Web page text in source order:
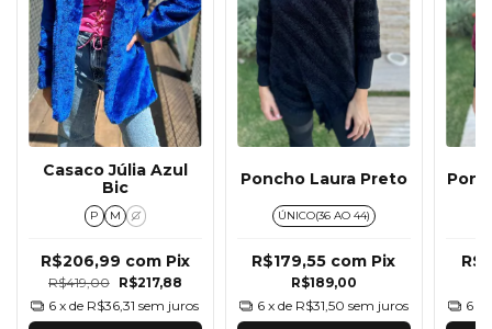
Casaco Júlia Azul
Bic
P M G
R$419,00 R$217,88
R$206,99 com Pix
6 x de R$36,31 sem juros
Poncho Laura Preto
ÚNICO(36 AO 44)
R$189,00
R$179,55 com Pix
6 x de R$31,50 sem juros 6